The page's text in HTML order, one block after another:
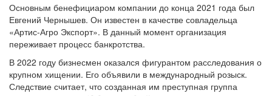
Основным бенефициаром компании до конца 2021 года был
Евгений Чернышев. Он известен в качестве совладельца
«Артис-Агро Экспорт». В данный момент организация
переживает процесс банкротства.
В 2022 году бизнесмен оказался фигурантом расследования о
крупном хищении. Его объявили в международный розыск.
Следствие считает, что созданная им преступная группа